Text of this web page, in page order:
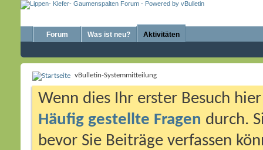
Forum Was ist neu? Aktivitäten
vBulletin-Systemmitteilung
Wenn dies Ihr erster Besuch
Häufig gestellte Fragen durch.
bevor Sie Beiträge verfassen